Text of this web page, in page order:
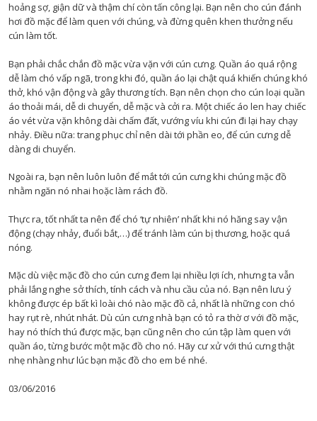
hoảng sợ, giận dữ và thậm chí còn tấn công lại. Bạn nên cho cún đánh
hơi đồ mặc để làm quen với chúng, và đừng quên khen thưởng nếu
cún làm tốt.
Bạn phải chắc chắn đồ mặc vừa vặn với cún cưng. Quần áo quá rộng
dễ làm chó vấp ngã, trong khi đó, quần áo lại chật quá khiến chúng khó
thở, khó vận động và gây thương tích. Bạn nên chọn cho cún loại quần
áo thoải mái, dễ di chuyển, dễ mặc và cởi ra. Một chiếc áo len hay chiếc
áo vét vừa vặn không dài chấm đất, vướng víu khi cún đi lại hay chạy
nhảy. Điều nữa: trang phục chỉ nên dài tới phần eo, để cún cưng dễ
dàng di chuyển.
Ngoài ra, bạn nên luôn luôn để mắt tới cún cưng khi chúng mặc đồ
nhằm ngăn nó nhai hoặc làm rách đồ.
Thực ra, tốt nhất ta nên để chó ‘tự nhiên’ nhất khi nó hăng say vận
động (chạy nhảy, đuổi bắt,…) để tránh làm cún bị thương, hoặc quá
nóng.
Mặc dù việc mặc đồ cho cún cưng đem lại nhiều lợi ích, nhưng ta vẫn
phải lắng nghe sở thích, tính cách và nhu cầu của nó. Bạn nên lưu ý
không được ép bất kì loài chó nào mặc đồ cả, nhất là những con chó
hay rụt rè, nhút nhát. Dù cún cưng nhà bạn có tỏ ra thờ ơ với đồ mặc,
hay nó thích thú được mặc, bạn cũng nên cho cún tập làm quen với
quần áo, từng bước một mặc đồ cho nó. Hãy cư xử với thú cưng thật
nhẹ nhàng như lúc bạn mặc đồ cho em bé nhé.
03/06/2016